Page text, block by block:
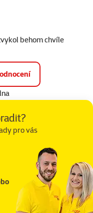
behom chvíle
pro vás